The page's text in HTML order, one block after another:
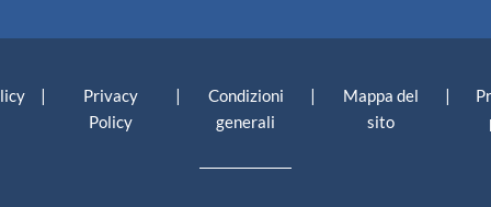
|
Privacy
Policy
|
Condizioni
generali
|
Mappa del
sito
|